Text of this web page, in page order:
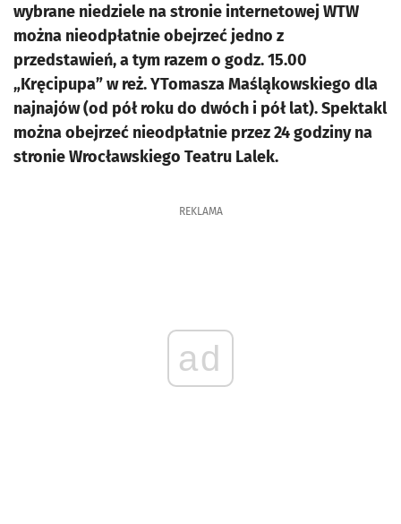
wybrane niedziele na stronie internetowej WTW
można nieodpłatnie obejrzeć jedno z
przedstawień, a tym razem o godz. 15.00
„Kręcipupa” w reż. YTomasza Maśląkowskiego dla
najnajów (od pół roku do dwóch i pół lat). Spektakl
można obejrzeć nieodpłatnie przez 24 godziny na
stronie Wrocławskiego Teatru Lalek.
REKLAMA
ad